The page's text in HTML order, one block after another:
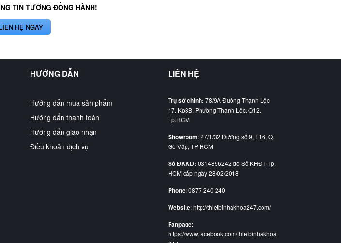
TIN TƯỞNG ĐỒNG HÀNH!
LIÊN HỆ NGAY
HƯỚNG DẪN
Hướng dẩn mua sản phẩm
Hướng dẩn thanh toán
Hướng dẩn giao nhận
Điều khoản dịch vụ
LIÊN HỆ
Trụ sở chính: 78/9A Đường Thạnh Lộc
17, Kp3B, Phường Thạnh Lộc, Q12,
Tp.HCM
Showroom: 27/1/32 Đường số 9, F16, Q.
Gò Vấp, TP HCM
Số ĐKKD: 0314896242 do Sở KHĐT Tp.
HCM cấp ngày 28/02/2018
Phone: 0877 240 240
Website: http://thietbinhakhoa247.com/
Fanpage:
https://www.facebook.com/thietbinhakhoa